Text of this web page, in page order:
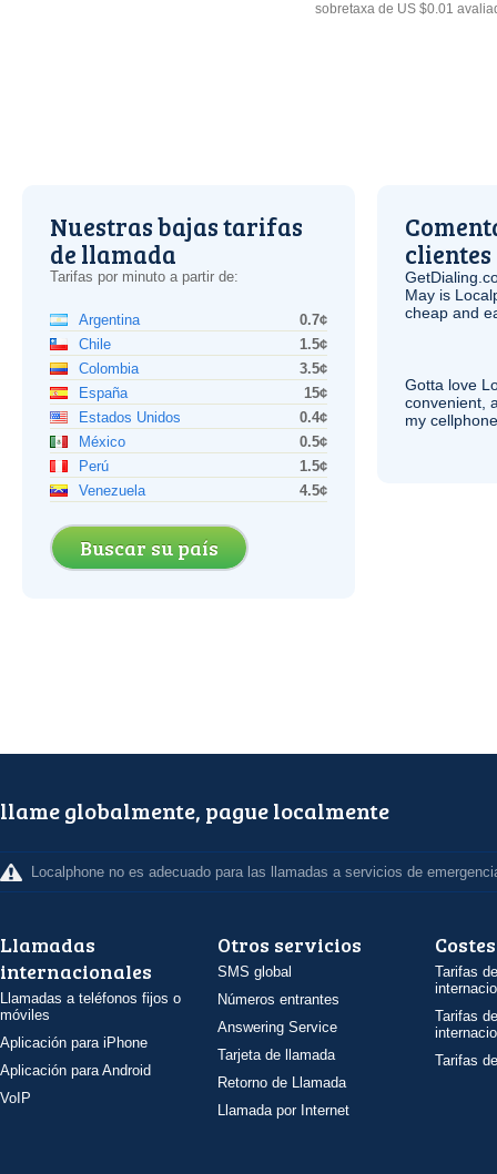
sobretaxa de US $0.01
Nuestras bajas tarifas
de llamada
Tarifas por minuto a partir de:
Argentina
0.7¢
Chile
1.5¢
Colombia
3.5¢
España
15¢
Estados Unidos
0.4¢
México
0.5¢
Perú
1.5¢
Venezuela
4.5¢
Buscar su país
clientes
May is
cheap and
Gotta love
convenient,
my
llame globalmente, pague localmente
Localphone no es adecuado para las llamadas a servicios de
Llamadas
internacionales
Llamadas a teléfonos fijos o
móviles
Aplicación para iPhone
Aplicación para Android
VoIP
Otros servicios
SMS global
Números entrantes
Answering Service
Tarjeta de llamada
Retorno de Llamada
Llamada por Internet
Costes
Tarifas
Tarifas
Tarifas